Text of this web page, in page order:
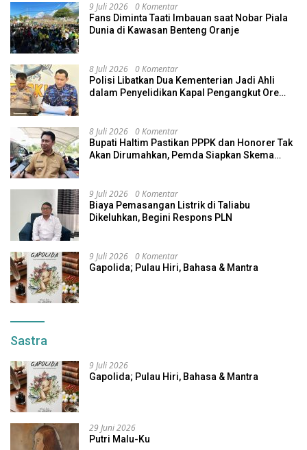
9 Juli 2026 0 Komentar
Fans Diminta Taati Imbauan saat Nobar Piala
Dunia di Kawasan Benteng Oranje
8 Juli 2026 0 Komentar
Polisi Libatkan Dua Kementerian Jadi Ahli
dalam Penyelidikan Kapal Pengangkut Ore
8 Juli 2026 0 Komentar
Bupati Haltim Pastikan PPPK dan Honorer Tak
Akan Dirumahkan, Pemda Siapkan Skema
9 Juli 2026 0 Komentar
Biaya Pemasangan Listrik di Taliabu
Dikeluhkan, Begini Respons PLN
9 Juli 2026 0 Komentar
Gapolida; Pulau Hiri, Bahasa & Mantra
Sastra
9 Juli 2026
Gapolida; Pulau Hiri, Bahasa & Mantra
29 Juni 2026
Putri Malu-Ku